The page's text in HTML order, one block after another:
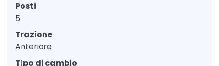
Posti
5
Trazione
Anteriore
Tipo di cambio